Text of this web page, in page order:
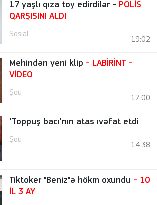
17 yaşlı qıza toy edirdilər - POLİS
QARŞISINI ALDI
Sosial
19:02
Mehindən yeni klip - LABİRİNT -
VİDEO
Şou
17:00
"Toppuş bacı"nın atas ıvəfat etdi
Şou
14:38
Tiktoker "Beniz"ə hökm oxundu - 10
İL 3 AY